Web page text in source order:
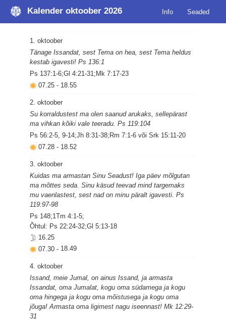
Kalender oktoober 2026 Info Seaded
1. oktoober
Tänage Issandat, sest Tema on hea, sest Tema heldus
kestab igavesti! Ps 136:1
Ps 137:1-6;Gl 4:21-31;Mk 7:17-23
07.25- 18.55
2. oktoober
Su korraldustest ma olen saanud arukaks, sellepärast
ma vihkan kõiki vale teeradu. Ps 119:104
Ps 56:2-5, 9-14;Jh 8:31-38;Rm 7:1-6 või Srk 15:11-20
07.28- 18.52
3. oktoober
Kuidas ma armastan Sinu Seadust! Iga päev mõlgutan
ma mõttes seda. Sinu käsud teevad mind targemaks
mu vaenlastest, sest nad on minu päralt igavesti. Ps
119:97-98
Ps 148;1Tm 4:1-5;
Õhtul: Ps 22:24-32;Gl 5:13-18
16.25
07.30- 18.49
4. oktoober
Issand, meie Jumal, on ainus Issand, ja armasta
Issandat, oma Jumalat, kogu oma südamega ja kogu
oma hingega ja kogu oma mõistusega ja kogu oma
jõuga! Armasta oma ligimest nagu iseennast! Mk 12:29-
31